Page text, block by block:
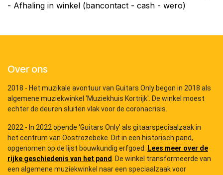
- Afhaling in winkel (bancontact - cash - wero)
Over ons
2018 - Het muzikale avontuur van Guitars Only begon in 2018 als
algemene muziekwinkel 'Muziekhuis Kortrijk'. De winkel moest
echter de deuren sluiten vlak voor de coronacrisis.
2022 - In 2022 opende 'Guitars Only' als gitaarspeciaalzaak in
het centrum van Oostrozebeke. Dit in een historisch pand,
opgenomen op de lijst bouwkundig erfgoed.
Lees meer over de
rijke geschiedenis van het pand
. De winkel transformeerde van
een algemene muziekwinkel naar een speciaalzaak voor